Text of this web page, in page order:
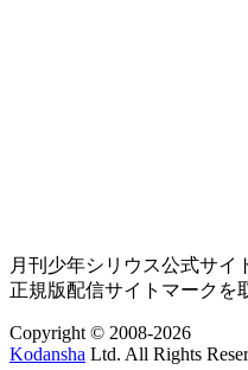
月刊少年シリウス公式サイ
正規版配信サイトマークを
Copyright © 2008-2026
Kodansha Ltd. All Rights